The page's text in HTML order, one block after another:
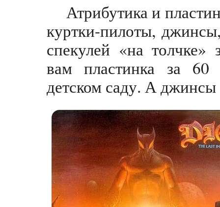
Атрибутика и
куртки-пилоты,
спекулей «на толчке»
вам пластинка за 60
детском саду. А джинсы